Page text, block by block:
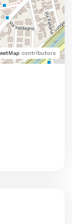
contributors